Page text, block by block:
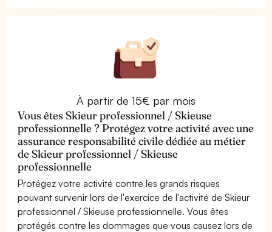
À partir de 15€ par mois
Vous êtes Skieur professionnel / Skieuse
professionnelle ? Protégez votre activité avec une
assurance responsabilité civile dédiée au métier
de Skieur professionnel / Skieuse
professionnelle
Protégez votre activité contre les grands risques
pouvant survenir lors de l'exercice de l'activité de Skieur
professionnel / Skieuse professionnelle. Vous êtes
protégés contre les dommages que vous causez lors de